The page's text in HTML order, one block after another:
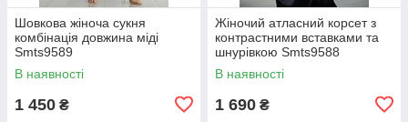
Шовкова жіноча сукня
комбінація довжина міді
Smts9589
В наявності
1 450 ₴
Жіночий атласний корсет з
контрастними вставками та
шнурівкою Smts9588
В наявності
1 690 ₴